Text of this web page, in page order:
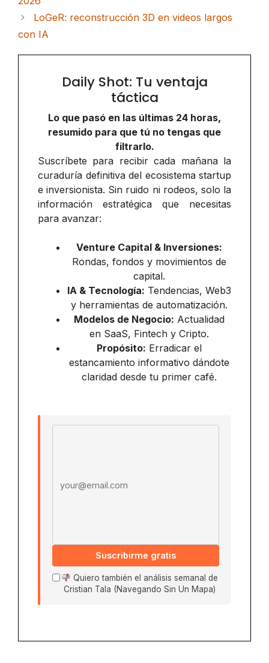
LoGeR: reconstrucción 3D en videos largos
con IA
Daily Shot: Tu ventaja
táctica
Lo que pasó en las últimas 24 horas,
resumido para que tú no tengas que
filtrarlo.
Suscríbete para recibir cada mañana la
curaduría definitiva del ecosistema startup
e inversionista. Sin ruido ni rodeos, solo la
información estratégica que necesitas
para avanzar:
Venture Capital & Inversiones:
Rondas, fondos y movimientos de
capital.
IA & Tecnología: Tendencias, Web3
y herramientas de automatización.
Modelos de Negocio: Actualidad
en SaaS, Fintech y Cripto.
Propósito: Erradicar el
estancamiento informativo dándote
claridad desde tu primer café.
Suscribirme gratis
Quiero también el análisis semanal de
Cristian Tala (Navegando Sin Un Mapa)